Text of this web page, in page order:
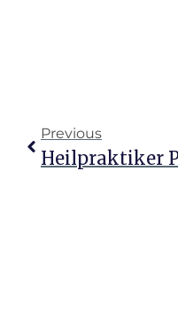
Previous